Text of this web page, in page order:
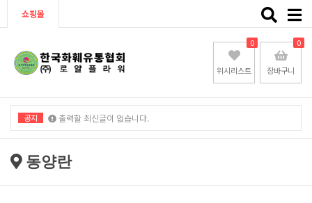
쇼핑몰
Toggle
위시리스트
0
장바구니
0
공지 출력할 최신글이 없습니다.
출력할 최신글이 없습니다.
동양란